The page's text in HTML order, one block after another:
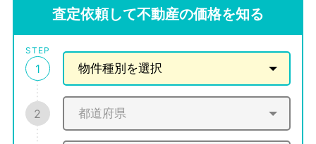
査定依頼して不動産の価格を知る
STEP
1
2